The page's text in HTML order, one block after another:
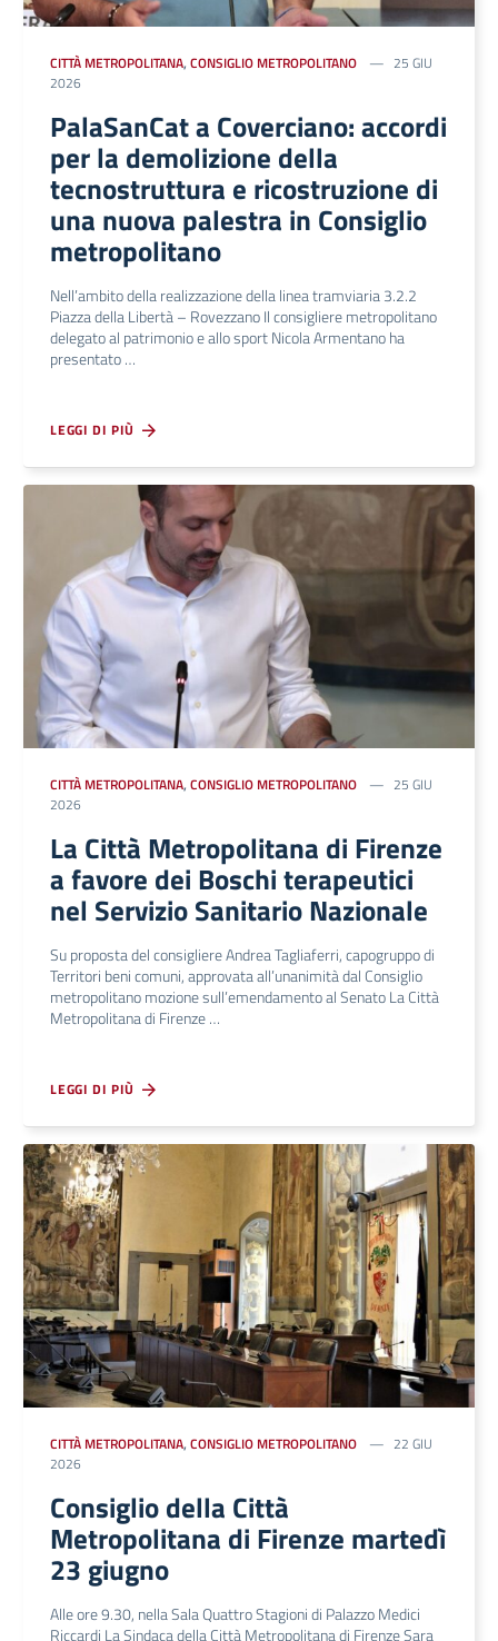
CITTÀ METROPOLITANA, CONSIGLIO METROPOLITANO
25 GIU
2026
PalaSanCat a Coverciano: accordi
per la demolizione della
tecnostruttura e ricostruzione di
una nuova palestra in Consiglio
metropolitano
Nell’ambito della realizzazione della linea tramviaria 3.2.2
Piazza della Libertà – Rovezzano Il consigliere metropolitano
delegato al patrimonio e allo sport Nicola Armentano ha
presentato …
LEGGI DI PIÙ
CITTÀ METROPOLITANA, CONSIGLIO METROPOLITANO
25 GIU
2026
La Città Metropolitana di Firenze
a favore dei Boschi terapeutici
nel Servizio Sanitario Nazionale
Su proposta del consigliere Andrea Tagliaferri, capogruppo di
Territori beni comuni, approvata all’unanimità dal Consiglio
metropolitano mozione sull’emendamento al Senato La Città
Metropolitana di Firenze …
LEGGI DI PIÙ
CITTÀ METROPOLITANA, CONSIGLIO METROPOLITANO
22 GIU
2026
Consiglio della Città
Metropolitana di Firenze martedì
23 giugno
Alle ore 9.30, nella Sala Quattro Stagioni di Palazzo Medici
Riccardi La Sindaca della Città Metropolitana di Firenze Sara